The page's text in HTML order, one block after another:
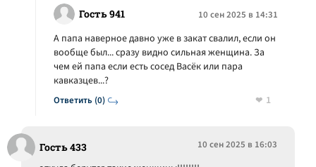
Гость 941 10 сен 2025 в 14:31
Ответить (0)
А папа наверное давно уже в закат свалил, если он
вообще был... сразу видно сильная женщина. За
чем ей папа если есть сосед Васёк или пара
кавказцев...?
1
Гость 433 10 сен 2025 в 16:03